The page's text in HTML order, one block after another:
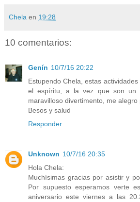
Chela en 19:28
10 comentarios:
Genín 10/7/16 20:22
Estupendo Chela, estas
el espíritu, a la vez que son un
maravilloso divertimento, me alegro
Besos y salud
Responder
Unknown 10/7/16 20:35
Hola Chela:
Muchísimas gracias por asistir y
Por supuesto esperamos verte
aniversario este viernes a las